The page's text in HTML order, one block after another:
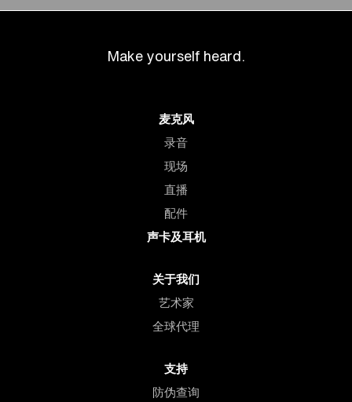
Make yourself heard.
麦克风
录音
现场
直播
配件
声卡及耳机
关于我们
艺术家
全球代理
支持
防伪查询